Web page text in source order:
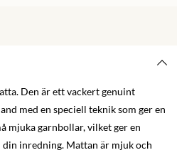
Den är ett vackert genuint
med en speciell teknik som ger en
mjuka garnbollar, vilket ger en
inredning. Mattan är mjuk och